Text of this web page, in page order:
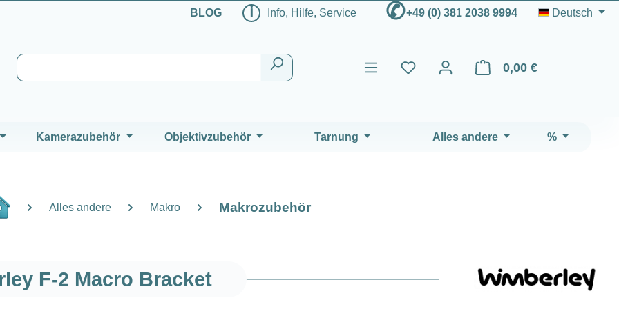
BLOG ℹ Info, Hilfe, Service ✆+49 (0) 381 2038 9994 Deutsch
0,00 €
Warenkorb enthält 0
Kamerazubehör Objektivzubehör Tarnung Alles andere %
Alles andere Makro Makrozubehör
F-2 Macro Bracket